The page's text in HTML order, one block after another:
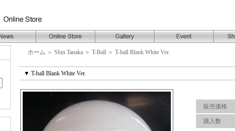
ホーム ＞ Shin Tanaka ＞ T-Ball ＞ T-ball Blank White Ver.
▼ T-ball Blank White Ver.
販売価格
購入数